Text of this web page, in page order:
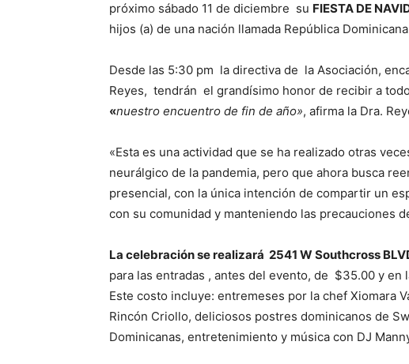
próximo sábado 11 de diciembre su FIESTA DE
hijos (a) de una nación llamada República
Desde las 5:30 pm la directiva de la Asociación,
Reyes, tendrán el grandísimo honor de recibir a
«nuestro encuentro de fin de año», afirma la Dra.
«Esta es una actividad que se ha realizado otras
neurálgico de la pandemia, pero que ahora busca
presencial, con la única intención de compartir un
con su comunidad y manteniendo las precauciones
La celebración se realizará 2541 W Southcross
para las entradas , antes del evento, de $35.00 y
Este costo incluye: entremeses por la chef Xiomara
Rincón Criollo, deliciosos postres dominicanos de
Dominicanas, entretenimiento y música con DJ